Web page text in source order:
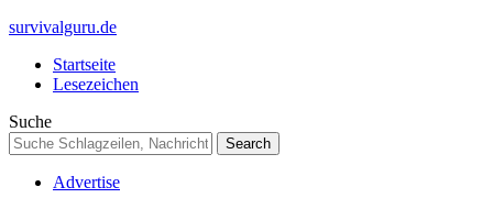
survivalguru.de
Startseite
Lesezeichen
Suche
Advertise